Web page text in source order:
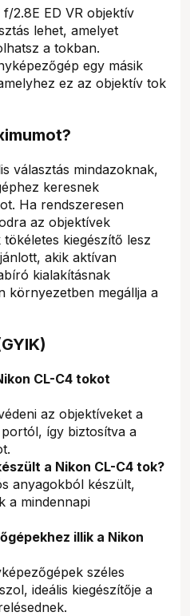
2.8E ED VR objektív
lehet, amelyet
a tokban.
egy másik
ez az objektív tok
választás mindazoknak,
keresnek
Ha rendszeresen
az objektívek
kiegészítő lesz
akik aktívan
kialakításnak
környezetben megállja a
CL-C4 tokot
az objektíveket a
így biztosítva a
a Nikon CL-C4 tok?
anyagokból készült,
a mindennapi
illik a Nikon
széles
ideális kiegészítője a